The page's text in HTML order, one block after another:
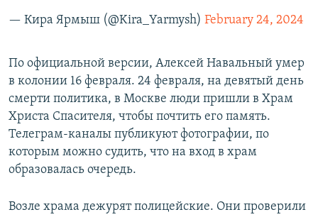
— Кира Ярмыш (@Kira_Yarmysh) February 24, 2024
По официальной версии, Алексей Навальный умер
в колонии 16 февраля. 24 февраля, на девятый день
смерти политика, в Москве люди пришли в Храм
Христа Спасителя, чтобы почтить его память.
Телеграм-каналы публикуют фотографии, по
которым можно судить, что на вход в храм
образовалась очередь.
Возле храма дежурят полицейские. Они проверили